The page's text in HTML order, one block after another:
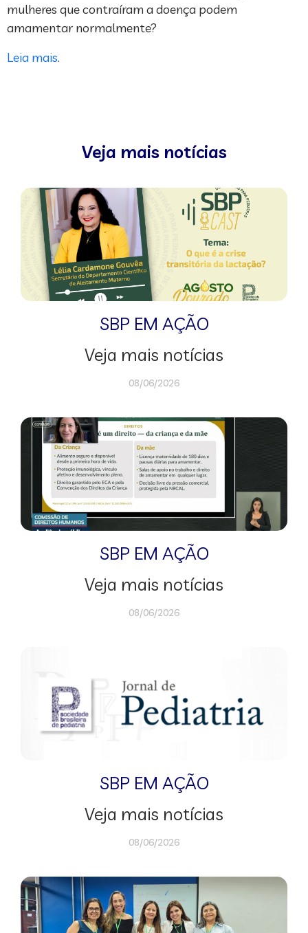
mulheres que contraíram a doença podem
amamentar normalmente?
Leia mais.
Veja mais notícias
SBP EM AÇÃO
Veja mais notícias
08/06/2026
SBP EM AÇÃO
Veja mais notícias
08/06/2026
SBP EM AÇÃO
Veja mais notícias
08/06/2026